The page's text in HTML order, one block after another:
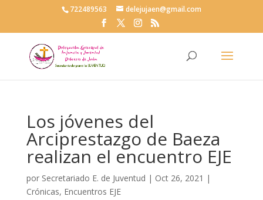
722489563 delejujaen@gmail.com
Los jóvenes del
Arciprestazgo de Baeza
realizan el encuentro EJE
por Secretariado E. de Juventud | Oct 26, 2021 |
Crónicas, Encuentros EJE